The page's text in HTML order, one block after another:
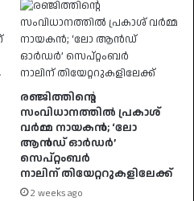
രഞ്ജിത്തിന്റെ
സംവിധാനത്തിൽ പ്രകാശ്
വർമ്മ നായകൻ; ‘ലോ
ആൻഡ് ഓർഡർ’
സെപ്റ്റംബർ
നാലിന് തിയേറ്ററുകളിലേക്ക്
2 weeks ago